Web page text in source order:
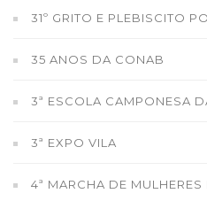
31º GRITO E PLEBISCITO
35 ANOS DA CONAB
3ª ESCOLA CAMPONESA
3ª EXPO VILA
4ª MARCHA DE MULHERES